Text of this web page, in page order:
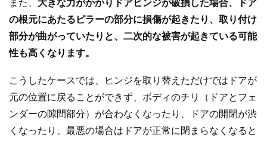
また、 大きな力がかかりドアヒンジが破損した場合、ドア
の根元にあたるピラーの部分に損傷が起きたり、取り付け
部分が曲がっていたりと、二次的な被害が起きている可能
性も高くなります。
こうしたケースでは、ヒンジを取り替えただけではドアが
元の位置に戻ることができず、ボディのチリ（ドアとフェ
ンダーの隙間部分）が合わなくなったり、ドアの開閉が渋
くなったり、最悪の場合はドアが正常に閉まらなくなると